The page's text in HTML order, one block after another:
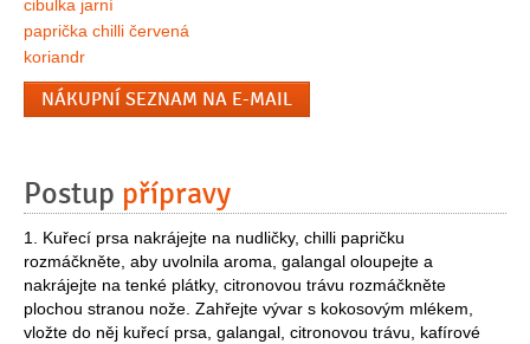
cibulka jarní
paprička chilli červená
koriandr
NÁKUPNÍ SEZNAM NA E-MAIL
Postup přípravy
1. Kuřecí prsa nakrájejte na nudličky, chilli papričku
rozmáčkněte, aby uvolnila aroma, galangal oloupejte a
nakrájejte na tenké plátky, citronovou trávu rozmáčkněte
plochou stranou nože. Zahřejte vývar s kokosovým mlékem,
vložte do něj kuřecí prsa, galangal, citronovou trávu, kafírové